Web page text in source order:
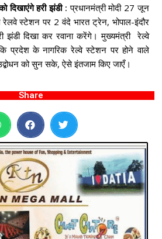
दिखाएंगे हरी झंडी :प्रधानमंत्री मोदी 27 जून
रेलवे स्टेशन पर 2 वंदे भारत ट्रेन, भोपाल-इंदौर
झंडी दिखा कर रवाना करेंगे। मुख्यमंत्री रेल्वे
कि प्रदेश के नागरिक रेल्वे स्टेशन पर होने वाले
को सुन सके, ऐसे इंतजाम किए जाएँ।
Share